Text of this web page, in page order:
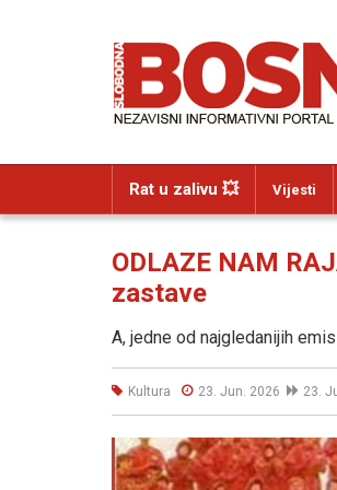
Rat u zalivu 💥 Vijesti
ODLAZE NAM
zastave
A, jedne od najgledanijih
Kultura 23. Jun. 2026 23.